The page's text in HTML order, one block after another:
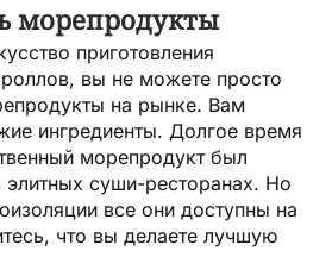
морепродукты
приготовления
вы не можете просто
на рынке. Вам
ингредиенты. Долгое время
морепродукт был
элитных суши-ресторанах. Но
все они доступны на
что вы делаете лучшую